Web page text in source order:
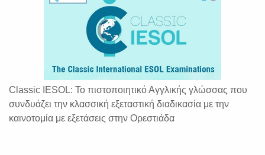
Classic IESOL: Το πιστοποιητικό Αγγλικής γλώσσας που
συνδυάζει την κλασσική εξεταστική διαδικασία με την
καινοτομία με εξετάσεις στην Ορεστιάδα